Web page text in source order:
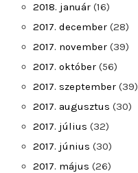
2018. január (16)
2017. december (28)
2017. november (39)
2017. október (56)
2017. szeptember (39)
2017. augusztus (30)
2017. július (32)
2017. június (30)
2017. május (26)